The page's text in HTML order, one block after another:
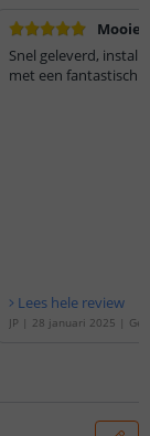
Mooie
Snel geleverd,
met een fantastisch
Lees hele review
JP | 28 januari 2025 |